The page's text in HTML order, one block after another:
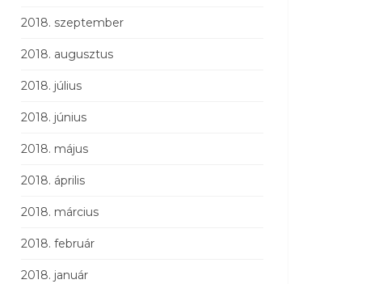
2018. szeptember
2018. augusztus
2018. július
2018. június
2018. május
2018. április
2018. március
2018. február
2018. január